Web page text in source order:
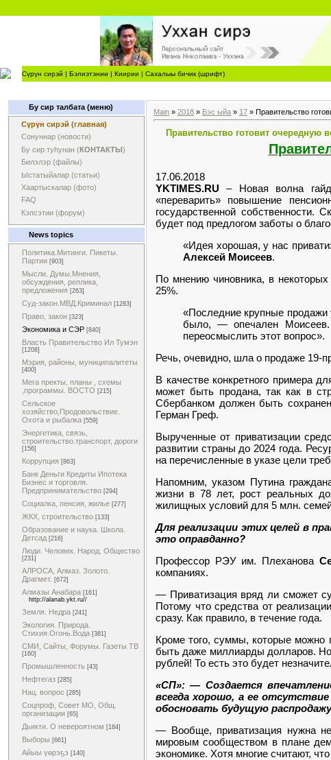
Сүрүн сирэй | Бэлиэтэнии | Киирии | Сахалыы бичик (шрифт)
Бу сир талбата (меню)
Сүрүн сирэй (главная)
Сонуннар (новости)
Бу сир туһунан (КОНТАКТЫ)
Билэлэр (файлы)
Ыстатыйалар (статьи)
Хаартыскалар (фото)
FAQ
Кэпсэтии (форум)
News topics
Политика.Митинги. Пикеты.
Партии [903]
Мысли. Думы.Мнения,
обсуждения, реплика,
предложения [263]
Суд-закон.МВД.Криминал [1283]
Право, закон [323]
Экономика и СЭР [840]
Власть Правительство Ил Тумэн
[1208]
Мэрия, районы, муниципалитеты
[400]
Мега пректы, планы , схемы
,программы. ВОСТО [215]
Сельское
хозяйство,Продовольствие.
Охота и рыбалка [559]
Энергетика, связь,
строительство.транспорт, дороги
[156]
Коррупция [863]
Банк Деньги Кредиты Ипотека
Бизнес и торговля.
Предпринимательство [294]
Социалка, пенсия, жилье [277]
ЖКХ, строительство [133]
Образование и наука. Школа.
Детсад [216]
Люди. Человек. Народ. Общество
[231]
АЛРОСА, Алмаз. Золото.
Драгмет. [672]
Алмазы Анабара [161]
http://alanab.ykt.ru//
Земля. Недра [241]
Экология. Природа.
Стихия.Огонь.Вода [381]
СМИ, Сайты, Форумы. Газеты ТВ
[160]
Промышленность [43]
Нефтегаз [285]
Нац. вопрос [285]
Соцпроф, Совет МО, Общ.
организации [65]
Дьикти. О невероятном [184]
Выборы [661]
Айыы үөрэҕэ [140]
Main » 2018 » Бэс ыйа » 17 » Правительство
Правительство готовит очередную
17.06.2018
YKTIMES.RU – Новая волна
«переварить» повышение
государственной
будет под предлогом заботы о
«Идея хорошая, у нас
Алексей Моисеев.
По мнению чиновника, в
25%.
«Последние крупные продажи
было, — опечален
переосмыслить этот вопрос».
Речь, очевидно, шла о продаже 19-
В качестве конкретного примера
может быть продана, так как в
Сбербанком должен быть
Герман Греф.
Вырученные от приватизации
развитии страны до 2024 года.
на перечисленные в указе цели
Напомним, указом Путина
жизни в 78 лет, рост реальных
жилищных условий для 5 млн.
Для реализации этих целей в
это оправданно?
Профессор РЭУ им. Плеханова
компаниях.
— Приватизация вряд ли сможет
Потому что средства от
сразу. Как правило, в течение года.
Кроме того, суммы, которые
быть даже миллиарды долларов. Но
рублей! То есть это будет
«СП»: — Создается
всегда хорошо, а ее
обосновать будущую
— Вообще, приватизация нужна
мировым сообществом в плане
экономике. Хотя многие считают,